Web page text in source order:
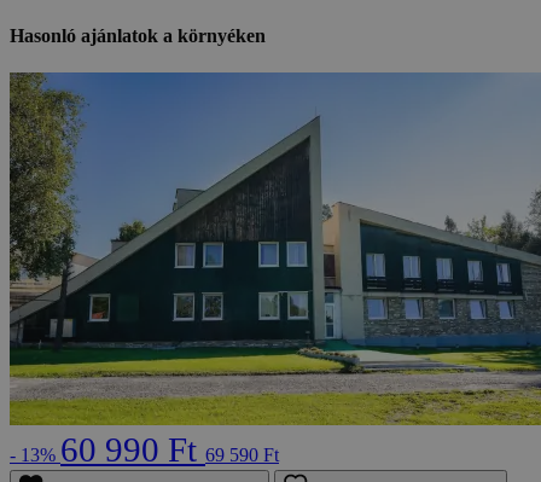
Hasonló ajánlatok a környéken
- 13% 60 990 Ft 69 590 Ft